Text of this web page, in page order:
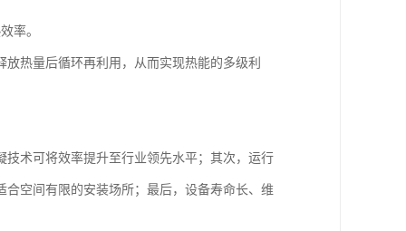
率。
热量后循环再利用，从而实现热能的多级利
术可将效率提升至行业领先水平；其次，运行
空间有限的安装场所；最后，设备寿命长、维